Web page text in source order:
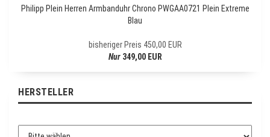
T
M
Philipp Plein Herren Armbanduhr Chrono PWGAA0721 Plein Extreme
Blau
bisheriger Preis 450,00 EUR
Nur349,00 EUR
HERSTELLER